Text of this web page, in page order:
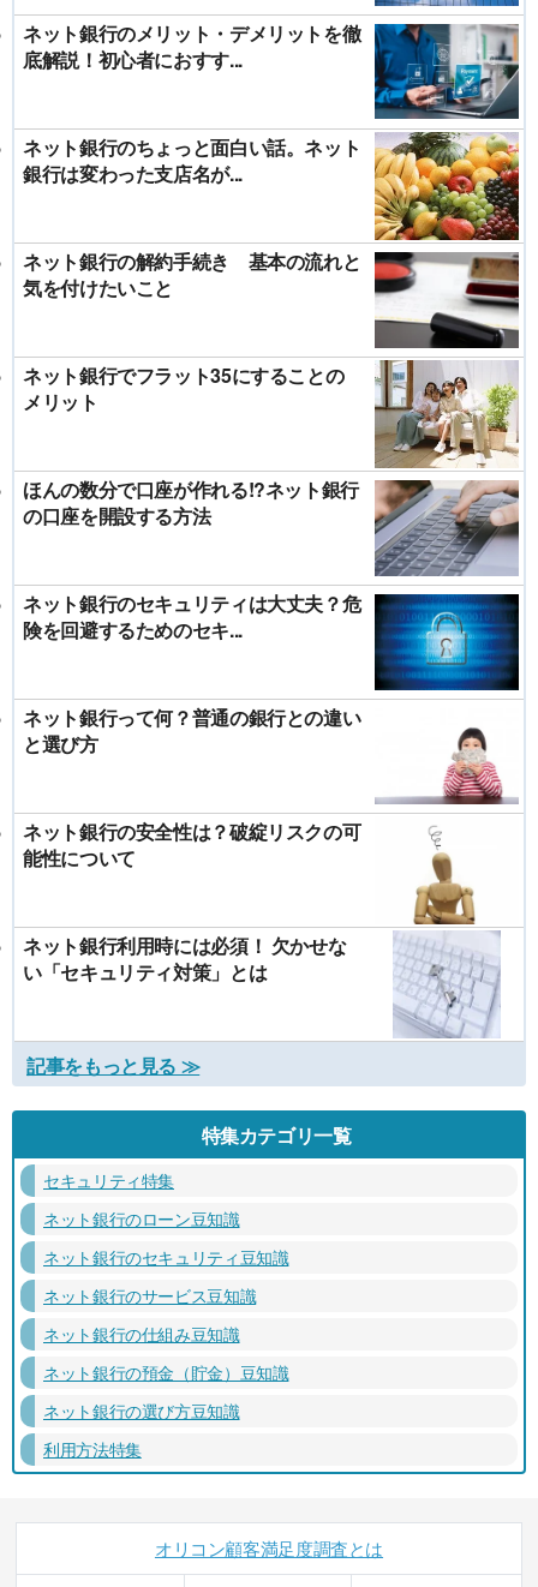
ネット銀行のメリット・デメリットを徹
底解説！初心者におすす...
ネット銀行のちょっと面白い話。ネット
銀行は変わった支店名が...
ネット銀行の解約手続き 基本の流れと
気を付けたいこと
ネット銀行でフラット35にすることの
メリット
ほんの数分で口座が作れる!?ネット銀行
の口座を開設する方法
ネット銀行のセキュリティは大丈夫？危
険を回避するためのセキ...
ネット銀行って何？普通の銀行との違い
と選び方
ネット銀行の安全性は？破綻リスクの可
能性について
ネット銀行利用時には必須！ 欠かせな
い「セキュリティ対策」とは
記事をもっと見る ≫
特集カテゴリ一覧
セキュリティ特集
ネット銀行のローン豆知識
ネット銀行のセキュリティ豆知識
ネット銀行のサービス豆知識
ネット銀行の仕組み豆知識
ネット銀行の預金（貯金）豆知識
ネット銀行の選び方豆知識
利用方法特集
オリコン顧客満足度調査とは